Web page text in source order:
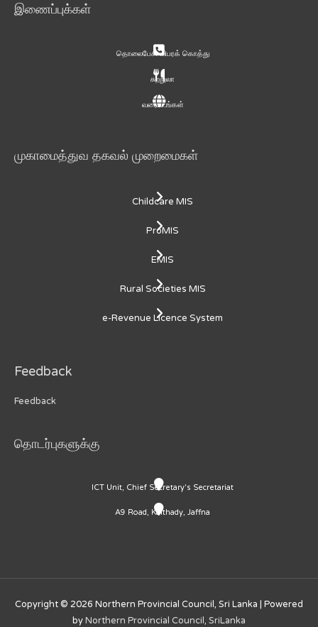
இணைப்புக்கள்
தொலைபேசி விபரக் கொத்து
சுற்றுலா
வரைபடங்கள்
முகாமைத்துவ தகவல் முறைமைகள்
Childcare MIS
ProMIS
EMIS
Rural Societies MIS
e-Revenue Licence System
Feedback
Feedback
தொடர்புகளுக்கு
ICT Unit, Chief Secretary's Secretariat
A9 Road, Kaithady, Jaffna
Copyright © 2026 Northern Provincial Council, Sri Lanka | Powered
byNorthern Provincial Council, SriLanka